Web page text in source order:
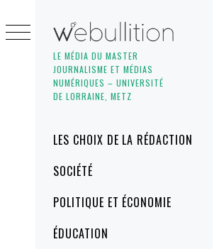
LE MÉDIA DU MASTER
JOURNALISME ET MÉDIAS
NUMÉRIQUES – UNIVERSITÉ
DE LORRAINE, METZ
MenuLES CHOIX DE LA RÉDACTION
SOCIÉTÉ
POLITIQUE ET ÉCONOMIE
ÉDUCATION
to
content